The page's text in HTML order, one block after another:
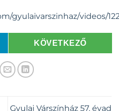
gyulaivarszinhaz/videos/
KÖVETKEZŐ
Gyulai Várszínház 57. évad